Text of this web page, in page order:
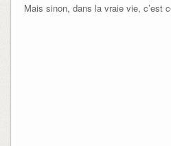
Mais sinon, dans la vraie vie, c’est